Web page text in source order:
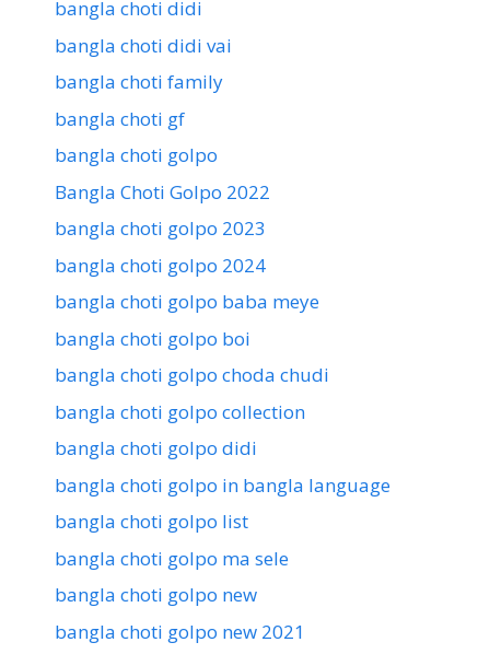
bangla choti didi
bangla choti didi vai
bangla choti family
bangla choti gf
bangla choti golpo
Bangla Choti Golpo 2022
bangla choti golpo 2023
bangla choti golpo 2024
bangla choti golpo baba meye
bangla choti golpo boi
bangla choti golpo choda chudi
bangla choti golpo collection
bangla choti golpo didi
bangla choti golpo in bangla language
bangla choti golpo list
bangla choti golpo ma sele
bangla choti golpo new
bangla choti golpo new 2021